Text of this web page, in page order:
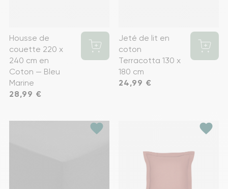
Housse de
couette 220 x
240 cm en
Coton — Bleu
Marine
Prix
28,99 €
Jeté de lit en
coton
Terracotta 130 x
180 cm
Prix
24,99 €
favorite favorite